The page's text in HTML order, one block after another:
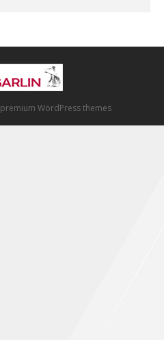
premium WordPress themes